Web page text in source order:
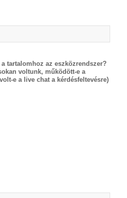
tartalomhoz az eszközrendszer?
voltunk, működött-e a
e a live chat a kérdésfeltevésre)